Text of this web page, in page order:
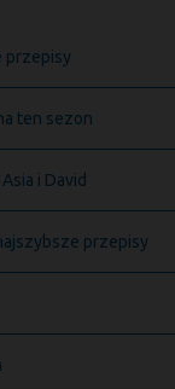
przepisy
ten sezon
i David
przepisy